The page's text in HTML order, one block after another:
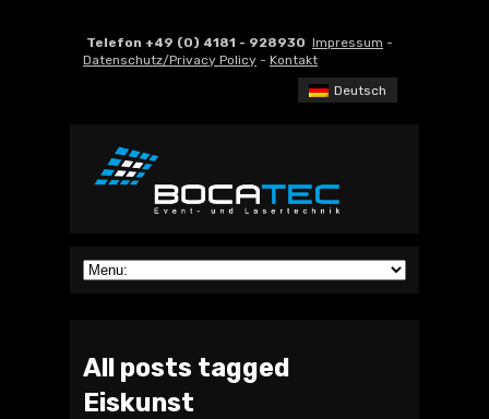
Telefon +49 (0) 4181 - 928930 Impressum -
Datenschutz/Privacy Policy - Kontakt
Deutsch
All posts tagged
Eiskunst